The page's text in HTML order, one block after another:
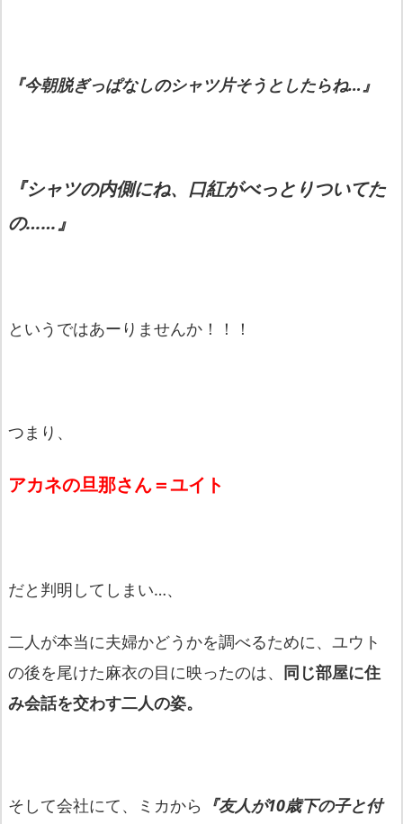
『今朝脱ぎっぱなしのシャツ片そうとしたらね…』
『シャツの内側にね、口紅がべっとりついてた
の……』
というではあーりませんか！！！
つまり、
アカネの旦那さん＝ユイト
だと判明してしまい…、
二人が本当に夫婦かどうかを調べるために、ユウト
の後を尾けた麻衣の目に映ったのは、 同じ部屋に住
み会話を交わす二人の姿。
そして会社にて、ミカから
『友人が10歳下の子と付